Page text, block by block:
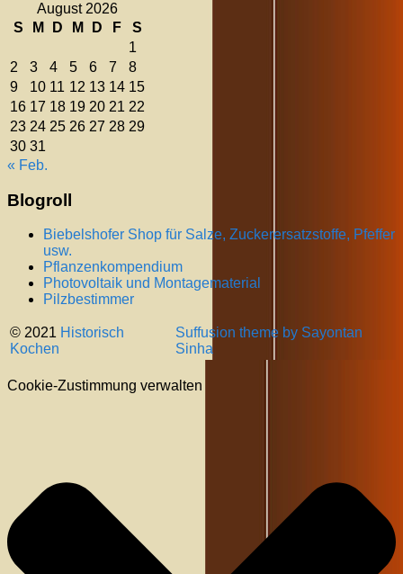
August 2026
S
M D M D F
S
1
2
3 4 5 6 7
8
9
10 11 12 13 14 15
16 17 18 19 20 21 22
23 24 25 26 27 28 29
30 31
« Feb.
Blogroll
Biebelshofer Shop für Salze, Zuckerersatzstoffe, Pfeffer
usw.
Pflanzenkompendium
Photovoltaik und Montagematerial
Pilzbestimmer
© 2021 Historisch
Kochen
Suffusion theme by Sayontan
Sinha
Cookie-Zustimmung verwalten